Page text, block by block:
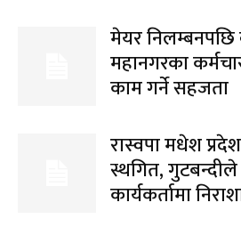
मेयर
महानगरका
काम गर्ने सहजता
रास्वपा मधेश
स्थगित,
कार्यकर्तामा